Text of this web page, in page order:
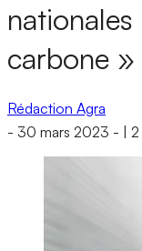
carbone »
Rédaction Agra
- 30 mars 2023 - 2